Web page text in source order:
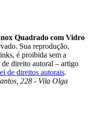
Quadrado com Vidro
Sua reprodução,
é proibida sem a
direito autoral – artigo
de direitos autorais.
228 - Vila Olga